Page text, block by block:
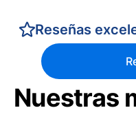
Reseñas
Nuestras